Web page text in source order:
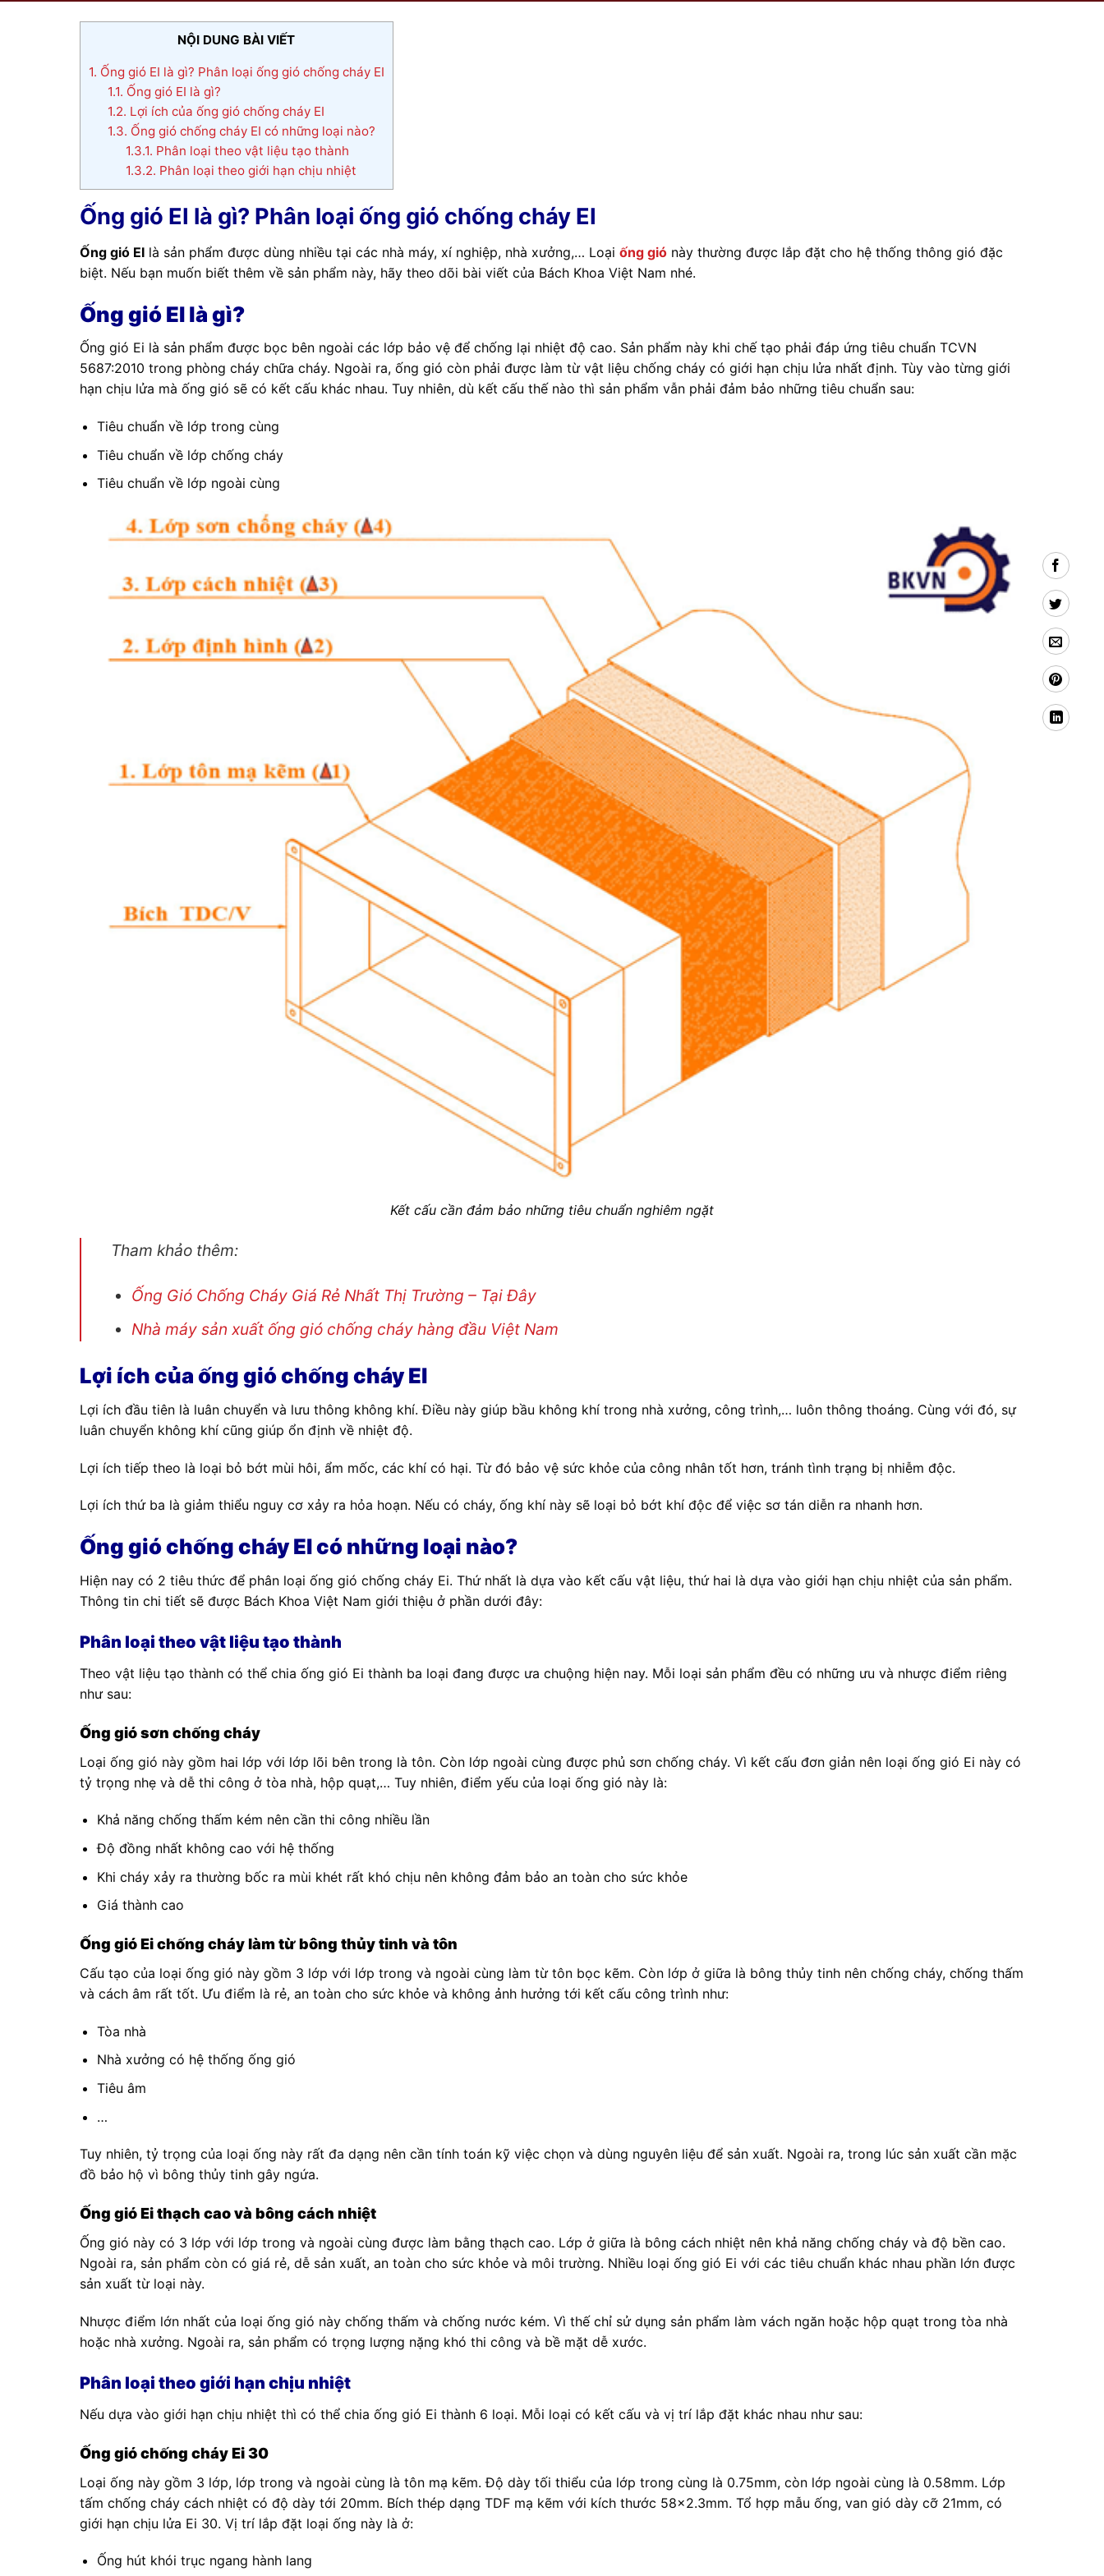
NỘI DUNG BÀI VIẾT
1. Ống gió EI là gì? Phân loại ống gió chống cháy EI
1.1. Ống gió EI là gì?
1.2. Lợi ích của ống gió chống cháy EI
1.3. Ống gió chống cháy EI có những loại nào?
1.3.1. Phân loại theo vật liệu tạo thành
1.3.2. Phân loại theo giới hạn chịu nhiệt
Ống gió EI là gì? Phân loại ống gió chống cháy EI
Ống gió EIlà sản phẩm được dùng nhiều tại các nhà máy, xí nghiệp, nhà xưởng,… Loại ống giónày thường được lắp đặt cho hệ thống thông gió đặc
biệt. Nếu bạn muốn biết thêm về sản phẩm này, hãy theo dõi bài viết của Bách Khoa Việt Nam nhé.
Ống gió EI là gì?
Ống gió Ei là sản phẩm được bọc bên ngoài các lớp bảo vệ để chống lại nhiệt độ cao. Sản phẩm này khi chế tạo phải đáp ứng tiêu chuẩn TCVN
5687:2010 trong phòng cháy chữa cháy. Ngoài ra, ống gió còn phải được làm từ vật liệu chống cháy có giới hạn chịu lửa nhất định. Tùy vào từng giới
hạn chịu lửa mà ống gió sẽ có kết cấu khác nhau. Tuy nhiên, dù kết cấu thế nào thì sản phẩm vẫn phải đảm bảo những tiêu chuẩn sau:
Tiêu chuẩn về lớp trong cùng
Tiêu chuẩn về lớp chống cháy
Tiêu chuẩn về lớp ngoài cùng
Kết cấu cần đảm bảo những tiêu chuẩn nghiêm ngặt
Tham khảo thêm:
Ống Gió Chống Cháy Giá Rẻ Nhất Thị Trường – Tại Đây
Nhà máy sản xuất ống gió chống cháy hàng đầu Việt Nam
Lợi ích của ống gió chống cháy EI
Lợi ích đầu tiên là luân chuyển và lưu thông không khí. Điều này giúp bầu không khí trong nhà xưởng, công trình,… luôn thông thoáng. Cùng với đó, sự
luân chuyển không khí cũng giúp ổn định về nhiệt độ.
Lợi ích tiếp theo là loại bỏ bớt mùi hôi, ẩm mốc, các khí có hại. Từ đó bảo vệ sức khỏe của công nhân tốt hơn, tránh tình trạng bị nhiễm độc.
Lợi ích thứ ba là giảm thiểu nguy cơ xảy ra hỏa hoạn. Nếu có cháy, ống khí này sẽ loại bỏ bớt khí độc để việc sơ tán diễn ra nhanh hơn.
Ống gió chống cháy EI có những loại nào?
Hiện nay có 2 tiêu thức để phân loại ống gió chống cháy Ei. Thứ nhất là dựa vào kết cấu vật liệu, thứ hai là dựa vào giới hạn chịu nhiệt của sản phẩm.
Thông tin chi tiết sẽ được Bách Khoa Việt Nam giới thiệu ở phần dưới đây:
Phân loại theo vật liệu tạo thành
Theo vật liệu tạo thành có thể chia ống gió Ei thành ba loại đang được ưa chuộng hiện nay. Mỗi loại sản phẩm đều có những ưu và nhược điểm riêng
như sau:
Ống gió sơn chống cháy
Loại ống gió này gồm hai lớp với lớp lõi bên trong là tôn. Còn lớp ngoài cùng được phủ sơn chống cháy. Vì kết cấu đơn giản nên loại ống gió Ei này có
tỷ trọng nhẹ và dễ thi công ở tòa nhà, hộp quạt,… Tuy nhiên, điểm yếu của loại ống gió này là:
Khả năng chống thấm kém nên cần thi công nhiều lần
Độ đồng nhất không cao với hệ thống
Khi cháy xảy ra thường bốc ra mùi khét rất khó chịu nên không đảm bảo an toàn cho sức khỏe
Giá thành cao
Ống gió Ei chống cháy làm từ bông thủy tinh và tôn
Cấu tạo của loại ống gió này gồm 3 lớp với lớp trong và ngoài cùng làm từ tôn bọc kẽm. Còn lớp ở giữa là bông thủy tinh nên chống cháy, chống thấm
và cách âm rất tốt. Ưu điểm là rẻ, an toàn cho sức khỏe và không ảnh hưởng tới kết cấu công trình như:
Tòa nhà
Nhà xưởng có hệ thống ống gió
Tiêu âm
…
Tuy nhiên, tỷ trọng của loại ống này rất đa dạng nên cần tính toán kỹ việc chọn và dùng nguyên liệu để sản xuất. Ngoài ra, trong lúc sản xuất cần mặc
đồ bảo hộ vì bông thủy tinh gây ngứa.
Ống gió Ei thạch cao và bông cách nhiệt
Ống gió này có 3 lớp với lớp trong và ngoài cùng được làm bằng thạch cao. Lớp ở giữa là bông cách nhiệt nên khả năng chống cháy và độ bền cao.
Ngoài ra, sản phẩm còn có giá rẻ, dễ sản xuất, an toàn cho sức khỏe và môi trường. Nhiều loại ống gió Ei với các tiêu chuẩn khác nhau phần lớn được
sản xuất từ loại này.
Nhược điểm lớn nhất của loại ống gió này chống thấm và chống nước kém. Vì thế chỉ sử dụng sản phẩm làm vách ngăn hoặc hộp quạt trong tòa nhà
hoặc nhà xưởng. Ngoài ra, sản phẩm có trọng lượng nặng khó thi công và bề mặt dễ xước.
Phân loại theo giới hạn chịu nhiệt
Nếu dựa vào giới hạn chịu nhiệt thì có thể chia ống gió Ei thành 6 loại. Mỗi loại có kết cấu và vị trí lắp đặt khác nhau như sau:
Ống gió chống cháy Ei 30
Loại ống này gồm 3 lớp, lớp trong và ngoài cùng là tôn mạ kẽm. Độ dày tối thiểu của lớp trong cùng là 0.75mm, còn lớp ngoài cùng là 0.58mm. Lớp
tấm chống cháy cách nhiệt có độ dày tới 20mm. Bích thép dạng TDF mạ kẽm với kích thước 58×2.3mm. Tổ hợp mẫu ống, van gió dày cỡ 21mm, có
giới hạn chịu lửa Ei 30. Vị trí lắp đặt loại ống này là ở:
Ống hút khói trục ngang hành lang